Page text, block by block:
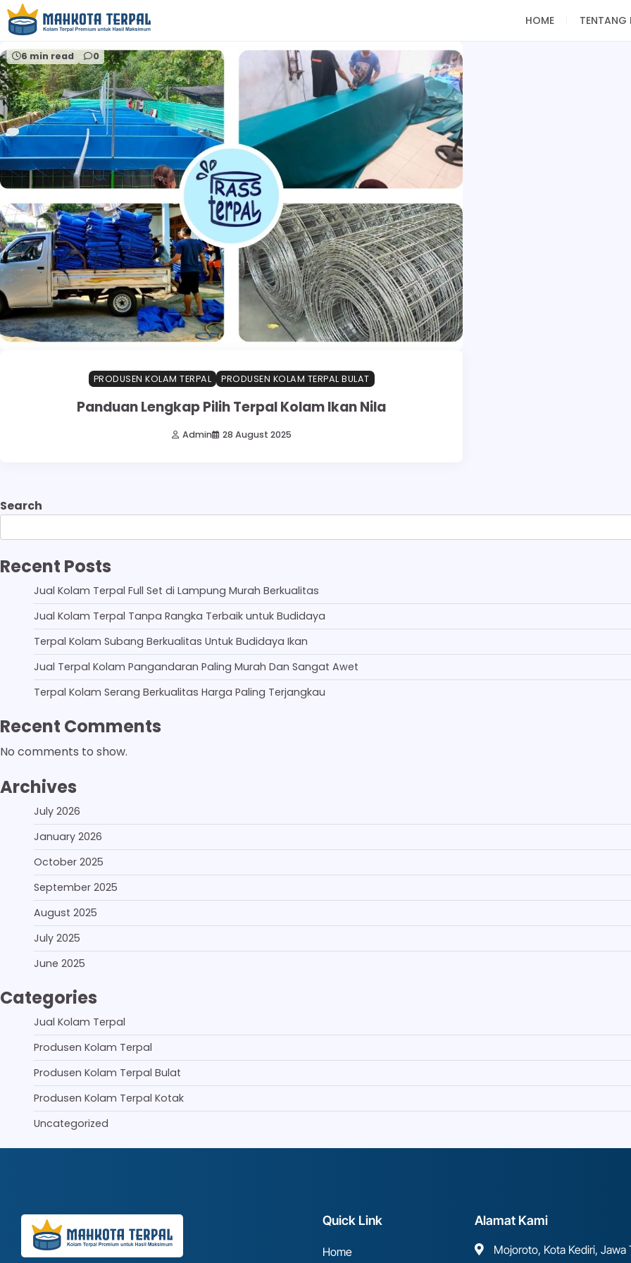
HOME TENTANG
Home kolam terpal bulat nila
6 min read 0
PRODUSEN KOLAM TERPAL PRODUSEN KOLAM TERPAL BULAT
Panduan Lengkap Pilih Terpal Kolam Ikan Nila
Admin 28 August 2025
Search
Recent Posts
Jual Kolam Terpal Full Set di Lampung Murah Berkualitas
Jual Kolam Terpal Tanpa Rangka Terbaik untuk Budidaya
Terpal Kolam Subang Berkualitas Untuk Budidaya Ikan
Jual Terpal Kolam Pangandaran Paling Murah Dan Sangat Awet
Terpal Kolam Serang Berkualitas Harga Paling Terjangkau
Recent Comments
No comments to show.
Archives
July 2026
January 2026
October 2025
September 2025
August 2025
July 2025
June 2025
Categories
Jual Kolam Terpal
Produsen Kolam Terpal
Produsen Kolam Terpal Bulat
Produsen Kolam Terpal Kotak
Uncategorized
Quick Link
Home
Alamat Kami
Mojoroto, Kota Kediri, Jawa